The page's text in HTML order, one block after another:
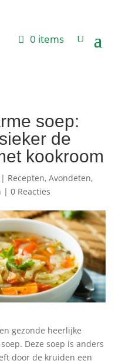
0 items
soep:
de
kookroom
Recepten, Avondeten,
| 0 Reacties
gezonde heerlijke
Deze soep is anders
door de kruiden een